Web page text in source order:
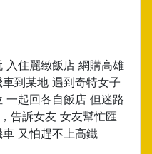
入住麗緻飯店 網購高雄
到某地 遇到奇特女子
一起回各自飯店 但迷路
告訴女友 女友幫忙匯
又怕趕不上高鐵